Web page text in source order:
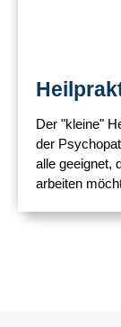
Der "kleine"
der
alle geeignet,
arbeiten